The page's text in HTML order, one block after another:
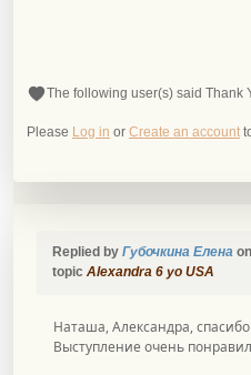
The following user(s) said Thank
Please Log in or Create an account
Replied by Губочкина Елена on
topic Alexandra 6 yo USA
Наташа, Александра,
Выступление очень